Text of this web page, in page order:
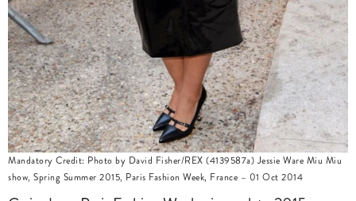
Mandatory Credit: Photo by David Fisher/REX (4139587a) Jessie Ware Miu Miu
show, Spring Summer 2015, Paris Fashion Week, France – 01 Oct 2014